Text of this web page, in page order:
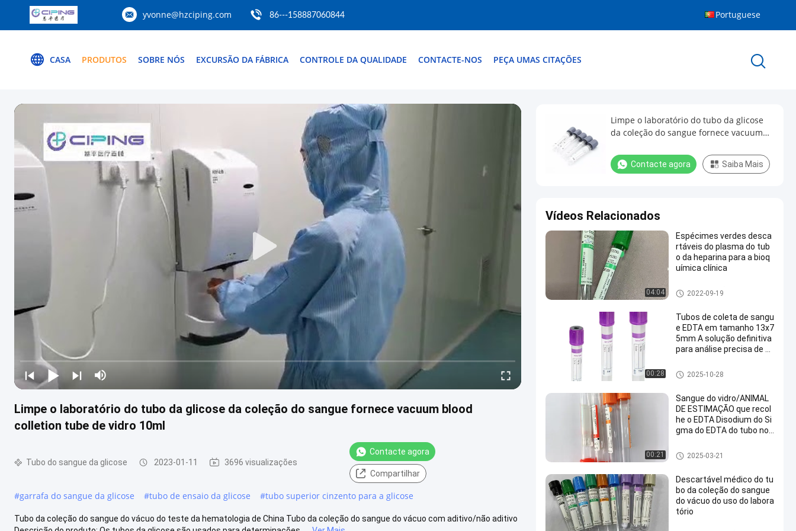
yvonne@hzciping.com 86---158887060844 Portuguese
CASA PRODUTOS SOBRE NÓS EXCURSÃO DA FÁBRICA CONTROLE DA QUALIDADE CONTACTE-NOS PEÇA UMAS CITAÇÕES
Limpe o laboratório do tubo da glicose da coleção do sangue fornece vacuum blood
colletion tube de vidro 10ml
Tubo do sangue da glicose 2023-01-11 3696 visualizações
Contacte agora
Compartilhar
#garrafa do sangue da glicose #tubo de ensaio da glicose #tubo superior cinzento para a glicose
Tubo da coleção do sangue do vácuo do teste da hematologia de China Tubo da coleção do sangue do vácuo com aditivo/não aditivo
Limpe o laboratório do tubo da glicose
da coleção do sangue fornece vacuum
Contacte agora Saiba Mais
Vídeos Relacionados
04:04
Espécimes verdes desca
rtáveis do plasma do tub
o da heparina para a bioq
uímica clínica
Tubo da coleção do sangue d
o vácuo
2022-09-19
00:28
Tubos de coleta de sangu
e EDTA em tamanho 13x7
5mm A solução definitiva
para análise precisa de a
Tubo do EDTA
2025-10-28
00:21
Sangue do vidro/ANIMAL
DE ESTIMAÇÃO que recol
he o EDTA Disodium do Si
gma do EDTA do tubo nos
Sangue que recolhe o tubo
2025-03-21
Descartável médico do tu
bo da coleção do sangue
do vácuo do uso do labora
tório